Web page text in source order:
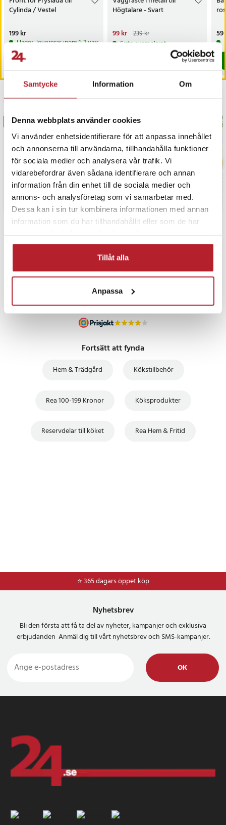
Samtycke Information Om
Denna webbplats använder cookies
Vi använder enhetsidentifierare för att anpassa innehållet
och annonserna till användarna, tillhandahålla funktioner
för sociala medier och analysera vår trafik. Vi
vidarebefordrar även sådana identifierare och annan
information från din enhet till de sociala medier och
annons- och analysföretag som vi samarbetar med.
Dessa kan i sin tur kombinera informationen med annan
information som du har tillhandahållit eller som de har
Tillåt alla
Anpassa
Cylinda / Vestel
Pris:199 kr
199 kr
I lager, levereras inom 1-2 vardagar
Högtalare - Svart
Nuvarande pris
99 krTidigare pris:239 kr
99 kr 239 kr
Sista exemplaret
59
Senast besökta
BÄSTSÄLJARE
UTFÖRSÄLJNING
Fortsätt att fynda
Hem & Trädgård Kökstillbehör
Rea 100-199 Kronor Köksprodukter
Reservdelar till köket Rea Hem & Fritid
⭐ 365 dagars öppet köp
⭐Frakt 49kr *
Nyhetsbrev
Bli den första att få ta del av nyheter, kampanjer och exklusiva
erbjudanden Anmäl dig till vårt nyhetsbrev och SMS-kampanjer.
OK